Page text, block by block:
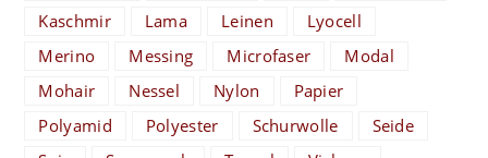
Kaschmir
Lama Leinen
Lyocell
Merino
Messing Microfaser
Modal
Mohair
Nessel Nylon
Papier
Polyamid
Polyester Schurwolle
Seide